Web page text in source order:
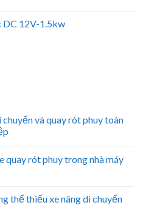
DC 12V-1.5kw
chuyển và quay rót phuy toàn
quay rót phuy trong nhà máy
thể thiếu xe nâng di chuyển